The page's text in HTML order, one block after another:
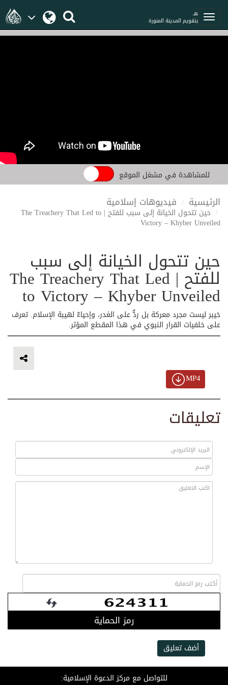
هـ
بتقويم المدينة المنورة
للمشاهدة في مشغل الموقع
الرئيسية فيديوهات إسلامية
حين تتحول الخيانة إلى سبب للفتح | The Treachery That Led to
Victory – Khyber Unveiled
حين تتحول الخيانة إلى سبب
للفتح | The Treachery That Led
to Victory – Khyber Unveiled
خيبر ليست مجرد معركة بل ردٌّ على الغدر، وإحياءٌ لهيبة الإسلام. تعرف
على خلفيات القرار النبوي في هذا المقطع المؤثر.
MP4
تعليقات
رمز الحماية
أضف تعليق
للتواصل مع مركز الدعوة الإسلامية: